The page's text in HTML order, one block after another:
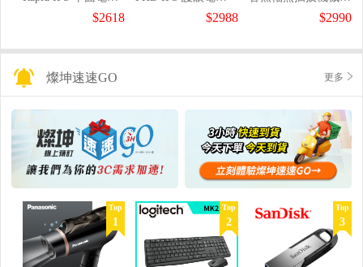
$2618 $2988 $2990
燦坤速速GO 更多
Top
1
Top
2
Top
3